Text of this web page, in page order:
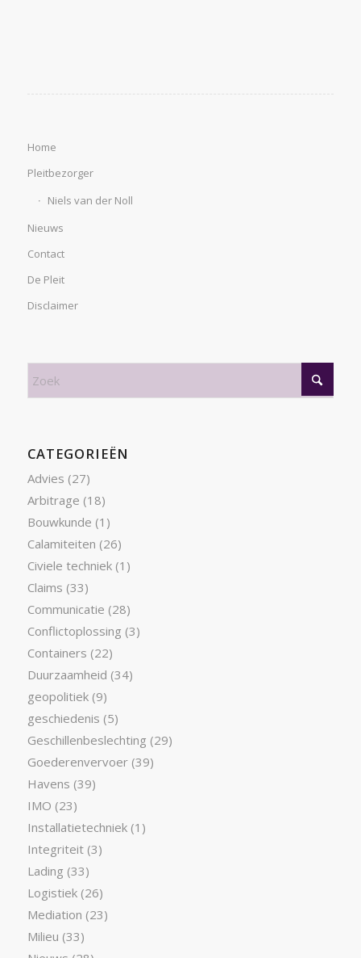
Home
Pleitbezorger
Niels van der Noll
Nieuws
Contact
De Pleit
Disclaimer
CATEGORIEËN
Advies (27)
Arbitrage (18)
Bouwkunde (1)
Calamiteiten (26)
Civiele techniek(1)
Claims (33)
Communicatie (28)
Conflictoplossing (3)
Containers (22)
Duurzaamheid (34)
geopolitiek(9)
geschiedenis (5)
Geschillenbeslechting (29)
Goederenvervoer(39)
Havens (39)
IMO (23)
Installatietechniek(1)
Integriteit(3)
Lading (33)
Logistiek(26)
Mediation (23)
Milieu (33)